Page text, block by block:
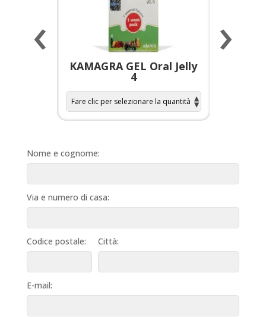
KAMAGRA GEL Oral Jelly
4
‹ ›
Nome e cognome:
Via e numero di casa:
Codice postale: Città:
E-mail: